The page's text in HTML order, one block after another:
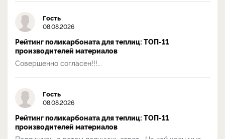
Гость
08.08.2026
Рейтинг поликарбоната для теплиц: ТОП-11
производителей материалов
Совершенно согласен!!!...
Гость
08.08.2026
Рейтинг поликарбоната для теплиц: ТОП-11
производителей материалов